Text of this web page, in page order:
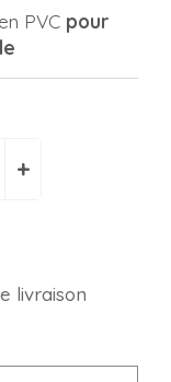
PVC pour
+
livraison